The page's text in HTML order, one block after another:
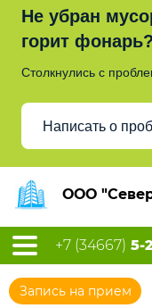
Не убран
горит фонарь?
Столкнулись с
Написать о
ООО
+7 (34667) 5-
Запись на прием